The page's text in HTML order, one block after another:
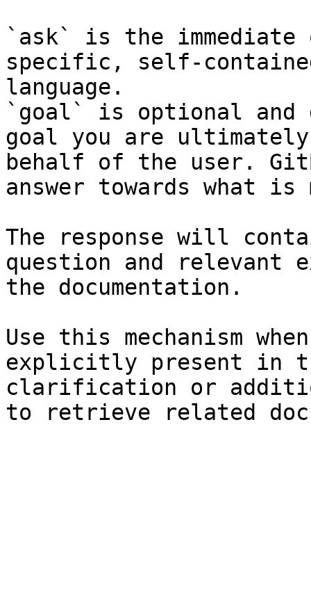
`ask` is the
specific, self-
language.
`goal` is optional and
goal you are
behalf of the user.
answer towards what
The response will
question and relevant
the documentation.
Use this mechanism
explicitly present in
clarification or